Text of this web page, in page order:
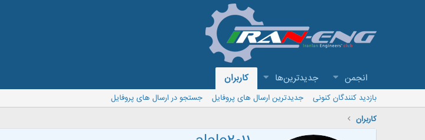
انجمن جدیدترین‌ها کاربران
بازدید کنندگان کنونی جدیدترین ارسال های پروفایل
جستجو در ارسال های پروفایل
کاربران